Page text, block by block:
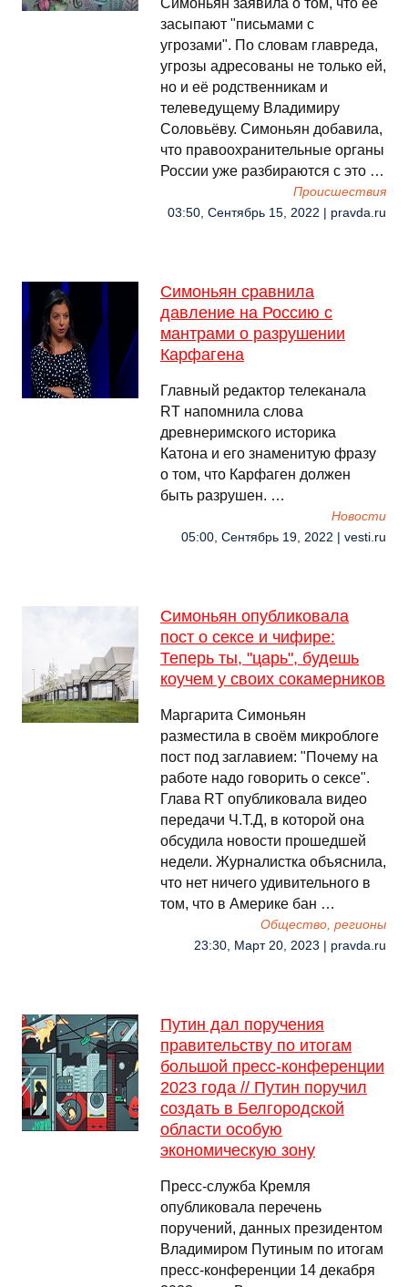
Симоньян заявила о том, что её
засыпают "письмами с
угрозами". По словам главреда,
угрозы адресованы не только ей,
но и её родственникам и
телеведущему Владимиру
Соловьёву. Симоньян добавила,
что правоохранительные органы
России уже разбираются с это …
Происшествия
03:50, Сентябрь 15, 2022 | pravda.ru
Симоньян сравнила
давление на Россию с
мантрами о разрушении
Карфагена
Главный редактор телеканала
RT напомнила слова
древнеримского историка
Катона и его знаменитую фразу
о том, что Карфаген должен
быть разрушен. …
Новости
05:00, Сентябрь 19, 2022 | vesti.ru
Симоньян опубликовала
пост о сексе и чифире:
Теперь ты, "царь", будешь
коучем у своих сокамерников
Маргарита Симоньян
разместила в своём микроблоге
пост под заглавием: "Почему на
работе надо говорить о сексе".
Глава RT опубликовала видео
передачи Ч.Т.Д, в которой она
обсудила новости прошедшей
недели. Журналистка объяснила,
что нет ничего удивительного в
том, что в Америке бан …
Общество, регионы
23:30, Март 20, 2023 | pravda.ru
Путин дал поручения
правительству по итогам
большой пресс-конференции
2023 года // Путин поручил
создать в Белгородской
области особую
экономическую зону
Пресс-служба Кремля
опубликовала перечень
поручений, данных президентом
Владимиром Путиным по итогам
пресс-конференции 14 декабря